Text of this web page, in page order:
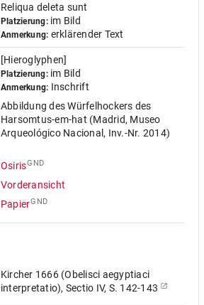
Reliqua deleta sunt
Platzierung:im Bild
Anmerkung: erklärender Text
[Hieroglyphen]
Platzierung:im Bild
Anmerkung: Inschrift
Abbildung des Würfelhockers des
Harsomtus-em-hat (Madrid, Museo
Arqueológico Nacional, Inv.-Nr. 2014)
OsirisGND
Vorderansicht
PapierGND
Kircher 1666 (Obelisci aegyptiaci
interpretatio), Sectio IV, S. 142-143